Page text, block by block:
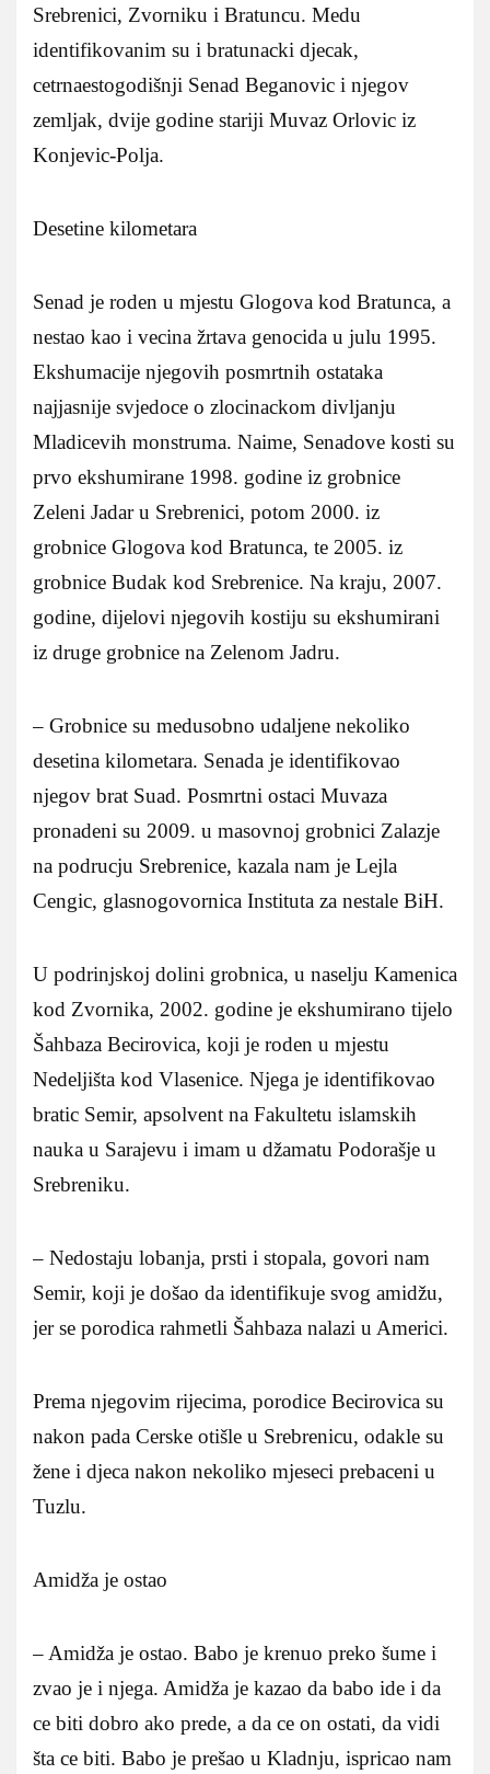
Srebrenici, Zvorniku i Bratuncu. Medu
identifikovanim su i bratunacki djecak,
cetrnaestogodišnji Senad Beganovic i njegov
zemljak, dvije godine stariji Muvaz Orlovic iz
Konjevic-Polja.
Desetine kilometara
Senad je roden u mjestu Glogova kod Bratunca, a
nestao kao i vecina žrtava genocida u julu 1995.
Ekshumacije njegovih posmrtnih ostataka
najjasnije svjedoce o zlocinackom divljanju
Mladicevih monstruma. Naime, Senadove kosti su
prvo ekshumirane 1998. godine iz grobnice
Zeleni Jadar u Srebrenici, potom 2000. iz
grobnice Glogova kod Bratunca, te 2005. iz
grobnice Budak kod Srebrenice. Na kraju, 2007.
godine, dijelovi njegovih kostiju su ekshumirani
iz druge grobnice na Zelenom Jadru.
– Grobnice su medusobno udaljene nekoliko
desetina kilometara. Senada je identifikovao
njegov brat Suad. Posmrtni ostaci Muvaza
pronadeni su 2009. u masovnoj grobnici Zalazje
na podrucju Srebrenice, kazala nam je Lejla
Cengic, glasnogovornica Instituta za nestale BiH.
U podrinjskoj dolini grobnica, u naselju Kamenica
kod Zvornika, 2002. godine je ekshumirano tijelo
Šahbaza Becirovica, koji je roden u mjestu
Nedeljišta kod Vlasenice. Njega je identifikovao
bratic Semir, apsolvent na Fakultetu islamskih
nauka u Sarajevu i imam u džamatu Podorašje u
Srebreniku.
– Nedostaju lobanja, prsti i stopala, govori nam
Semir, koji je došao da identifikuje svog amidžu,
jer se porodica rahmetli Šahbaza nalazi u Americi.
Prema njegovim rijecima, porodice Becirovica su
nakon pada Cerske otišle u Srebrenicu, odakle su
žene i djeca nakon nekoliko mjeseci prebaceni u
Tuzlu.
Amidža je ostao
– Amidža je ostao. Babo je krenuo preko šume i
zvao je i njega. Amidža je kazao da babo ide i da
ce biti dobro ako prede, a da ce on ostati, da vidi
šta ce biti. Babo je prešao u Kladnju, ispricao nam